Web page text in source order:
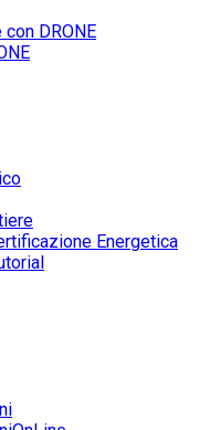
DRONE
Energetica